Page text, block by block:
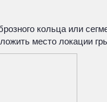
кольца или
место локации